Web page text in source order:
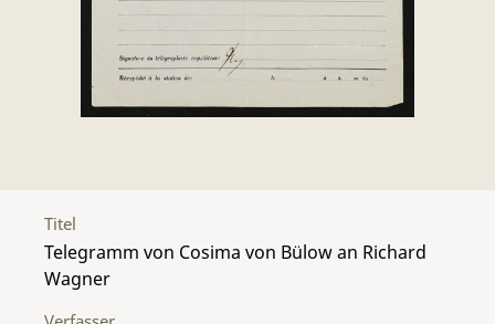
Titel
Telegramm von Cosima von Bülow an Richard
Wagner